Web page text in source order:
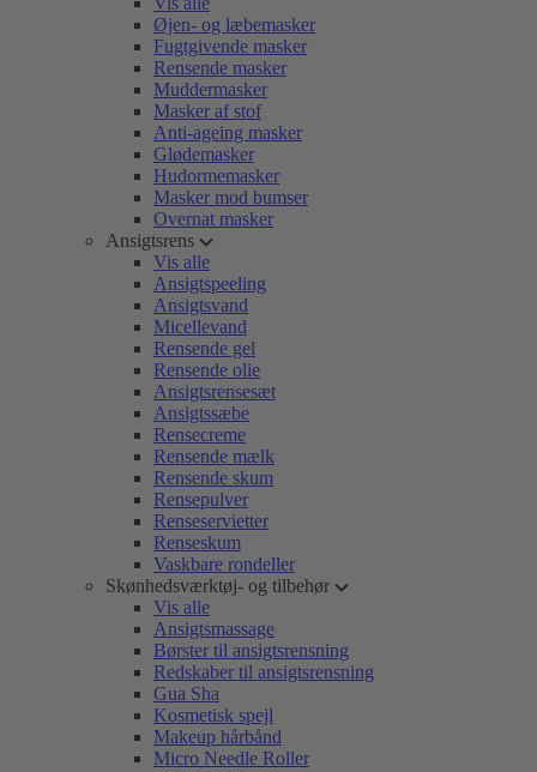
Øjen- og læbemasker
Fugtgivende masker
Rensende masker
Muddermasker
Masker af stof
Anti-ageing masker
Glødemasker
Hudormemasker
Masker mod bumser
Overnat masker
Ansigtsrens
Vis alle
Ansigtspeeling
Ansigtsvand
Micellevand
Rensende gel
Rensende olie
Ansigtsrensesæt
Ansigtssæbe
Rensecreme
Rensende mælk
Rensende skum
Rensepulver
Renseservietter
Renseskum
Vaskbare rondeller
Skønhedsværktøj- og tilbehør
Vis alle
Ansigtsmassage
Børster til ansigtsrensning
Redskaber til ansigtsrensning
Gua Sha
Kosmetisk spejl
Makeup hårbånd
Micro Needle Roller